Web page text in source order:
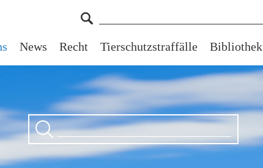
News Recht Tierschutzstraffälle Bibliothek